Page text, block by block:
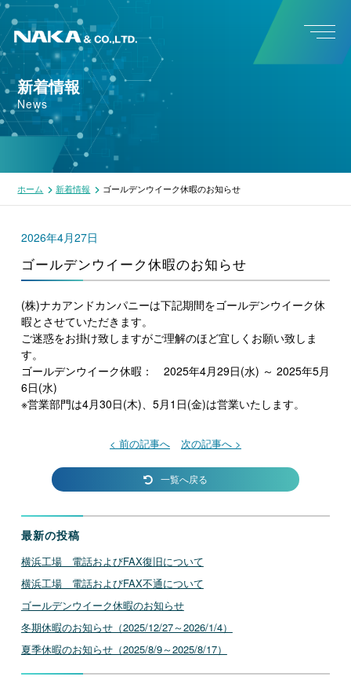
新着情報
News
ホーム 新着情報 ゴールデンウイーク休暇のお知らせ
2026年4月27日
ゴールデンウイーク休暇のお知らせ
(株)ナカアンドカンパニーは下記期間をゴールデンウイーク休
暇とさせていただきます。
ご迷惑をお掛け致しますがご理解のほど宜しくお願い致しま
す。
ゴールデンウイーク休暇： 2025年4月29日(水) ～ 2025年5月
6日(水)
※営業部門は4月30日(木)、5月1日(金)は営業いたします。
< 前の記事へ 次の記事へ >
一覧へ戻る
最新の投稿
横浜工場 電話およびFAX復旧について
横浜工場 電話およびFAX不通について
ゴールデンウイーク休暇のお知らせ
冬期休暇のお知らせ（2025/12/27～2026/1/4）
夏季休暇のお知らせ（2025/8/9～2025/8/17）